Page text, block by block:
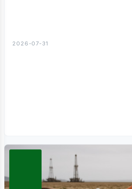
2026-07-31